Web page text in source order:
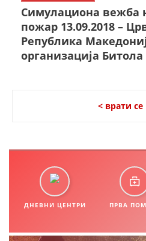
ЧЛЕНСТВО ВО
ОРГАНИЗАЦИЈА
РАКОВОДЕН
СТРУКТУРА И
Симулациона вежба
пожар 13.09.2018 –
Република
организација Битола
< врати се
ДНЕВНИ ЦЕНТРИ ПРВА